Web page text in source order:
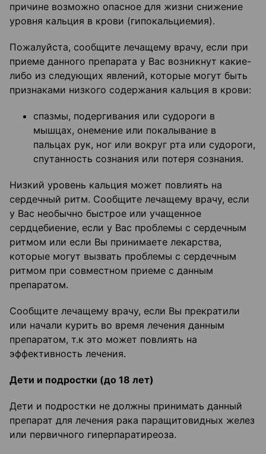
причине возможно опасное для жизни снижение
уровня кальция в крови (гипокальциемия).
Пожалуйста, сообщите лечащему врачу, если при
приеме данного препарата у Вас возникнут какие-
либо из следующих явлений, которые могут быть
признаками низкого содержания кальция в крови:
спазмы, подергивания или судороги в
мышцах, онемение или покалывание в
пальцах рук, ног или вокруг рта или судороги,
спутанность сознания или потеря сознания.
Низкий уровень кальция может повлиять на
сердечный ритм. Сообщите лечащему врачу, если
у Вас необычно быстрое или учащенное
сердцебиение, если у Вас проблемы с сердечным
ритмом или если Вы принимаете лекарства,
которые могут вызвать проблемы с сердечным
ритмом при совместном приеме с данным
препаратом.
Сообщите лечащему врачу, если Вы прекратили
или начали курить во время лечения данным
препаратом, т.к это может повлиять на
эффективность лечения.
Дети и подростки (до 18 лет)
Дети и подростки не должны принимать данный
препарат для лечения рака паращитовидных желез
или первичного гиперпаратиреоза.